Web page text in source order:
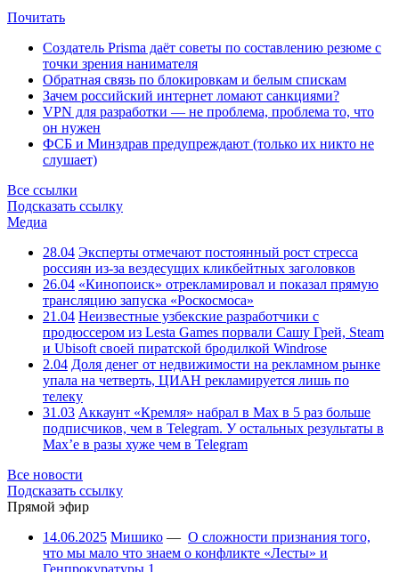
Почитать
Создатель Prisma даёт советы по составлению резюме с
точки зрения нанимателя
Обратная связь по блокировкам и белым спискам
Зачем российский интернет ломают санкциями?
VPN для разработки — не проблема, проблема то, что
он нужен
ФСБ и Минздрав предупреждают (только их никто не
слушает)
Все ссылки
Подсказать ссылку
Медиа
28.04 Эксперты отмечают постоянный рост стресса
россиян из-за вездесущих кликбейтных заголовков
26.04 «Кинопоиск» отрекламировал и показал прямую
трансляцию запуска «Роскосмоса»
21.04 Неизвестные узбекские разработчики с
продюссером из Lesta Games порвали Сашу Грей, Steam
и Ubisoft своей пиратской бродилкой Windrose
2.04 Доля денег от недвижимости на рекламном рынке
упала на четверть, ЦИАН рекламируется лишь по
телеку
31.03 Аккаунт «Кремля» набрал в Max в 5 раз больше
подписчиков, чем в Telegram. У остальных результаты в
Max’е в разы хуже чем в Telegram
Все новости
Подсказать ссылку
Прямой эфир
14.06.2025 Мишико — О сложности признания того,
что мы мало что знаем о конфликте «Лесты» и
Генпрокуратуры 1